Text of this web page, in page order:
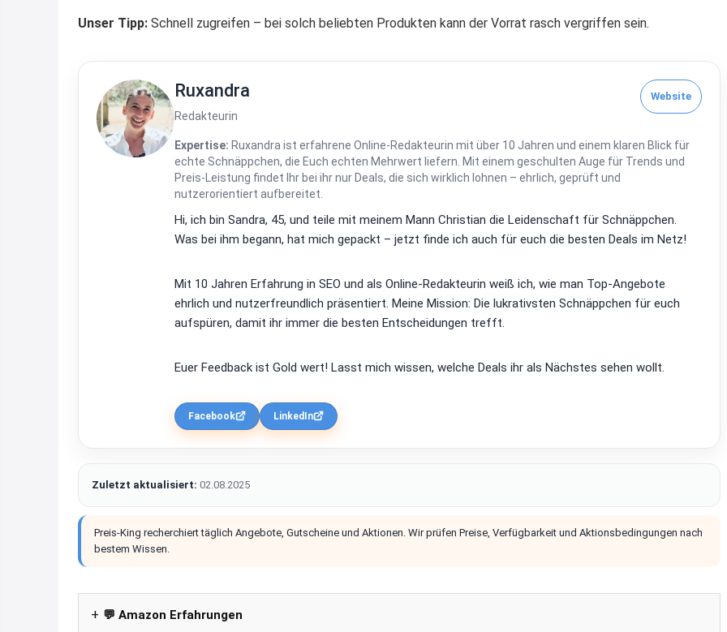
Unser Tipp: Schnell zugreifen – bei solch beliebten Produkten kann der Vorrat rasch vergriffen sein.
Ruxandra
Redakteurin
Website
Expertise: Ruxandra ist erfahrene Online-Redakteurin mit über 10 Jahren und einem klaren Blick für
echte Schnäppchen, die Euch echten Mehrwert liefern. Mit einem geschulten Auge für Trends und
Preis-Leistung findet Ihr bei ihr nur Deals, die sich wirklich lohnen – ehrlich, geprüft und
nutzerorientiert aufbereitet.
Hi, ich bin Sandra, 45, und teile mit meinem Mann Christian die Leidenschaft für Schnäppchen.
Was bei ihm begann, hat mich gepackt – jetzt finde ich auch für euch die besten Deals im Netz!
Mit 10 Jahren Erfahrung in SEO und als Online-Redakteurin weiß ich, wie man Top-Angebote
ehrlich und nutzerfreundlich präsentiert. Meine Mission: Die lukrativsten Schnäppchen für euch
aufspüren, damit ihr immer die besten Entscheidungen trefft.
Euer Feedback ist Gold wert! Lasst mich wissen, welche Deals ihr als Nächstes sehen wollt.
Facebook LinkedIn
Zuletzt aktualisiert: 02.08.2025
Preis-King recherchiert täglich Angebote, Gutscheine und Aktionen. Wir prüfen Preise, Verfügbarkeit und Aktionsbedingungen nach
bestem Wissen.
💬 Amazon Erfahrungen